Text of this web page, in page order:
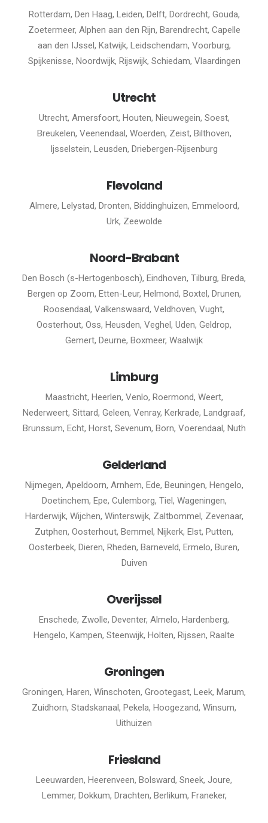
Rotterdam, Den Haag, Leiden, Delft, Dordrecht, Gouda,
Zoetermeer, Alphen aan den Rijn, Barendrecht, Capelle
aan den IJssel, Katwijk, Leidschendam, Voorburg,
Spijkenisse, Noordwijk, Rijswijk, Schiedam, Vlaardingen
Utrecht
Utrecht, Amersfoort, Houten, Nieuwegein, Soest,
Breukelen, Veenendaal, Woerden, Zeist, Bilthoven,
Ijsselstein, Leusden, Driebergen-Rijsenburg
Flevoland
Almere, Lelystad, Dronten, Biddinghuizen, Emmeloord,
Urk, Zeewolde
Noord-Brabant
Den Bosch (s-Hertogenbosch), Eindhoven, Tilburg, Breda,
Bergen op Zoom, Etten-Leur, Helmond, Boxtel, Drunen,
Roosendaal, Valkenswaard, Veldhoven, Vught,
Oosterhout, Oss, Heusden, Veghel, Uden, Geldrop,
Gemert, Deurne, Boxmeer, Waalwijk
Limburg
Maastricht, Heerlen, Venlo, Roermond, Weert,
Nederweert, Sittard, Geleen, Venray, Kerkrade, Landgraaf,
Brunssum, Echt, Horst, Sevenum, Born, Voerendaal, Nuth
Gelderland
Nijmegen, Apeldoorn, Arnhem, Ede, Beuningen, Hengelo,
Doetinchem, Epe, Culemborg, Tiel, Wageningen,
Harderwijk, Wijchen, Winterswijk, Zaltbommel, Zevenaar,
Zutphen, Oosterhout, Bemmel, Nijkerk, Elst, Putten,
Oosterbeek, Dieren, Rheden, Barneveld, Ermelo, Buren,
Duiven
Overijssel
Enschede, Zwolle, Deventer, Almelo, Hardenberg,
Hengelo, Kampen, Steenwijk, Holten, Rijssen, Raalte
Groningen
Groningen, Haren, Winschoten, Grootegast, Leek, Marum,
Zuidhorn, Stadskanaal, Pekela, Hoogezand, Winsum,
Uithuizen
Friesland
Leeuwarden, Heerenveen, Bolsward, Sneek, Joure,
Lemmer, Dokkum, Drachten, Berlikum, Franeker,